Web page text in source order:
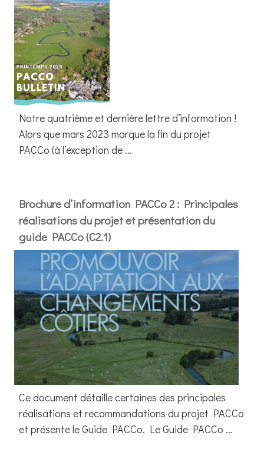
Notre quatrième et dernière lettre d’information !
Alors que mars 2023 marque la fin du projet
PACCo (à l’exception de ...
Brochure d’information PACCo 2 : Principales
réalisations du projet et présentation du
guide PACCo (C2.1)
Ce document détaille certaines des principales
réalisations et recommandations du projet PACCo
et présente le Guide PACCo. Le Guide PACCo ...